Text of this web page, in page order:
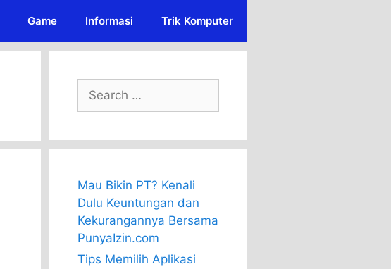
Game Informasi Trik Komputer
Search
for:
Mau Bikin PT? Kenali
Dulu Keuntungan dan
Kekurangannya Bersama
PunyaIzin.com
Tips Memilih Aplikasi